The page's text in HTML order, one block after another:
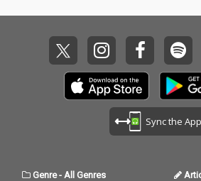
Sync the App
Genre- All Genres